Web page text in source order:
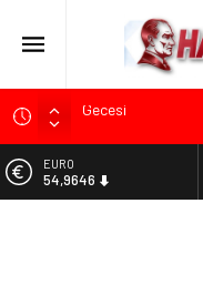
Tarihçi Yusuf
CHP’nin Eski
ALTIN
6.488,95